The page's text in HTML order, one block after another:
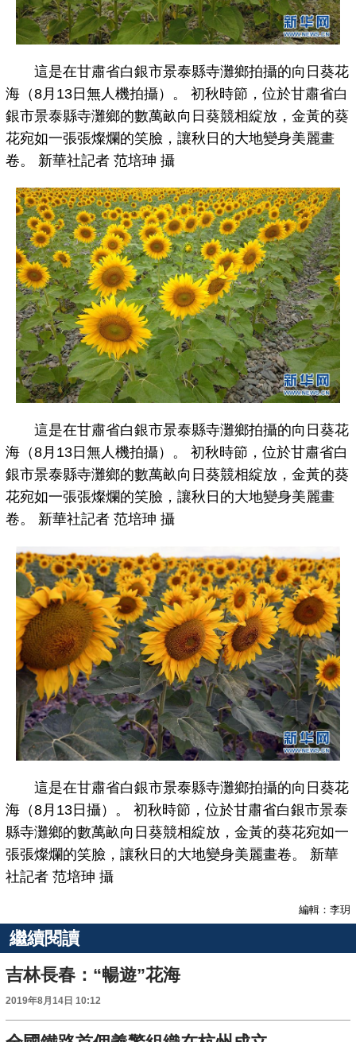
這是在甘肅省白銀市景泰縣寺灘鄉拍攝的向日葵花
海（8月13日無人機拍攝）。 初秋時節，位於甘肅省白
銀市景泰縣寺灘鄉的數萬畝向日葵競相綻放，金黃的葵
花宛如一張張燦爛的笑臉，讓秋日的大地變身美麗畫
卷。 新華社記者 范培珅 攝
這是在甘肅省白銀市景泰縣寺灘鄉拍攝的向日葵花
海（8月13日無人機拍攝）。 初秋時節，位於甘肅省白
銀市景泰縣寺灘鄉的數萬畝向日葵競相綻放，金黃的葵
花宛如一張張燦爛的笑臉，讓秋日的大地變身美麗畫
卷。 新華社記者 范培珅 攝
這是在甘肅省白銀市景泰縣寺灘鄉拍攝的向日葵花
海（8月13日攝）。 初秋時節，位於甘肅省白銀市景泰
縣寺灘鄉的數萬畝向日葵競相綻放，金黃的葵花宛如一
張張燦爛的笑臉，讓秋日的大地變身美麗畫卷。 新華
社記者 范培珅 攝
編輯：李玥
繼續閱讀
吉林長春：“暢遊”花海
2019年8月14日 10:12